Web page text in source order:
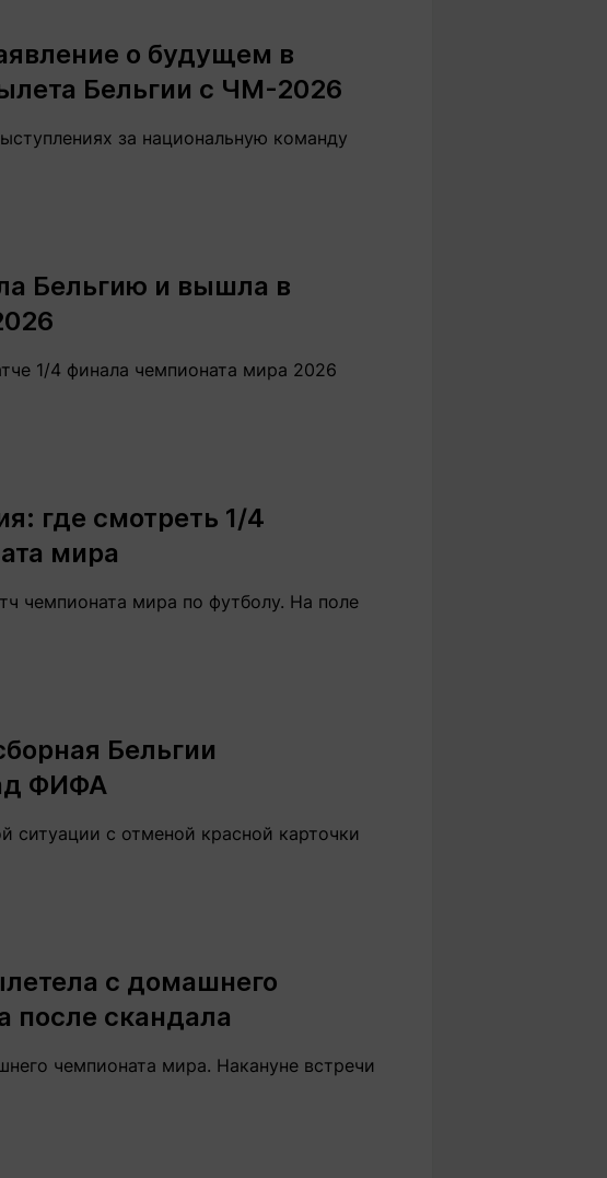
Блоги
Обзоры
Путевые
Алатау
заведения
о будущем в
Бельгии с ЧМ-2026
за национальную команду
Бельгию и вышла в
1/4 финала чемпионата мира 2026
где смотреть 1/4
мира
чемпионата мира по футболу. На поле
Бельгии
ФИФА
ситуации с отменой красной карточки
с домашнего
после скандала
чемпионата мира. Накануне встречи